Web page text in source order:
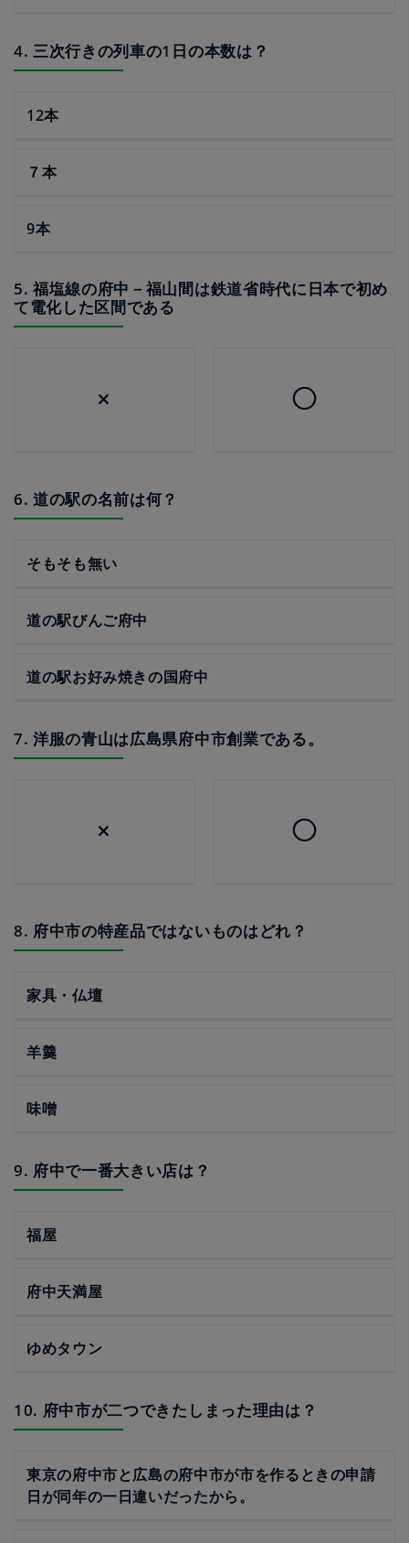
4. 三次行きの列車の1日の本数は？
12本
７本
9本
5. 福塩線の府中－福山間は鉄道省時代に日本で初め
て電化した区間である
× ◯
6. 道の駅の名前は何？
そもそも無い
道の駅びんご府中
道の駅お好み焼きの国府中
7. 洋服の青山は広島県府中市創業である。
× ◯
8. 府中市の特産品ではないものはどれ？
家具・仏壇
羊羹
味噌
9. 府中で一番大きい店は？
福屋
府中天満屋
ゆめタウン
10. 府中市が二つできたしまった理由は？
東京の府中市と広島の府中市が市を作るときの申請
日が同年の一日違いだったから。